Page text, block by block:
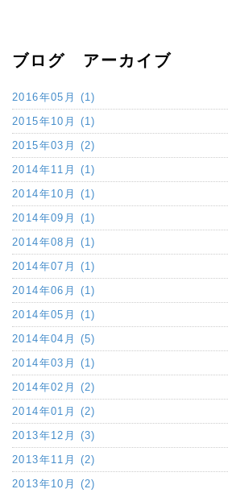
ブログ アーカイブ
2016年05月 (1)
2015年10月 (1)
2015年03月 (2)
2014年11月 (1)
2014年10月 (1)
2014年09月 (1)
2014年08月 (1)
2014年07月 (1)
2014年06月 (1)
2014年05月 (1)
2014年04月 (5)
2014年03月 (1)
2014年02月 (2)
2014年01月 (2)
2013年12月 (3)
2013年11月 (2)
2013年10月 (2)